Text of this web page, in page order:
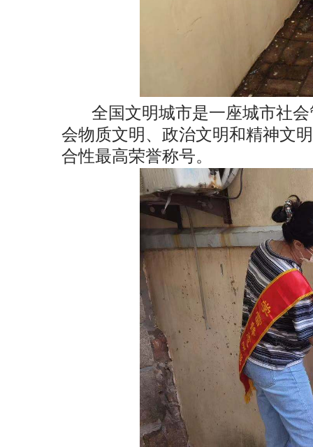
全国文明城市是一座城市社
会物质文明、政治文明和精神文
合性最高荣誉称号。